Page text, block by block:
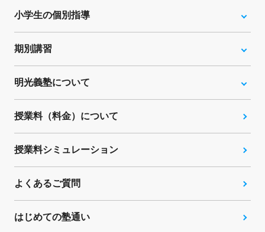
小学生の個別指導
期別講習
明光義塾について
授業料（料金）について
授業料シミュレーション
よくあるご質問
はじめての塾通い